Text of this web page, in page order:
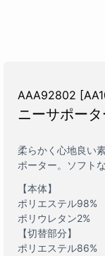
AAA92802
ニーサポータ
柔らかく心地良い
ポーター。ソフト
【本体】
ポリエステル98%
ポリウレタン2%
【切替部分】
ポリエステル86%